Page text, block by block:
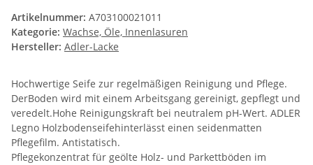
Artikelnummer: A703100021011
Kategorie: Wachse, Öle, Innenlasuren
Hersteller: Adler-Lacke
Hochwertige Seife zur regelmäßigen Reinigung und Pflege.
DerBoden wird mit einem Arbeitsgang gereinigt, gepflegt und
veredelt.Hohe Reinigungskraft bei neutralem pH-Wert. ADLER
Legno Holzbodenseifehinterlässt einen seidenmatten
Pflegefilm. Antistatisch.
Pflegekonzentrat für geölte Holz- und Parkettböden im